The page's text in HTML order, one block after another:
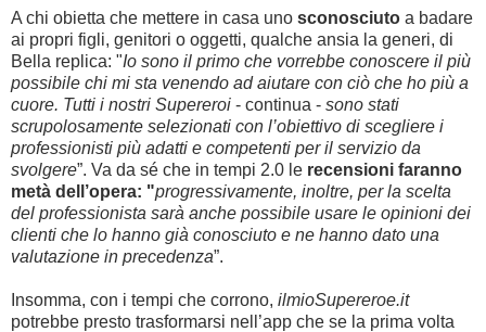
A chi obietta che mettere in casa uno sconosciuto a badare
ai propri figli, genitori o oggetti, qualche ansia la generi, di
Bella replica: "Io sono il primo che vorrebbe conoscere il più
possibile chi mi sta venendo ad aiutare con ciò che ho più a
cuore. Tutti i nostri Supereroi - continua - sono stati
scrupolosamente selezionati con l’obiettivo di scegliere i
professionisti più adatti e competenti per il servizio da
svolgere”. Va da sé che in tempi 2.0 le recensioni faranno
metà dell’opera: "progressivamente, inoltre, per la scelta
del professionista sarà anche possibile usare le opinioni dei
clienti che lo hanno già conosciuto e ne hanno dato una
valutazione in precedenza”.
Insomma, con i tempi che corrono, ilmioSupereroe.it
potrebbe presto trasformarsi nell’app che se la prima volta